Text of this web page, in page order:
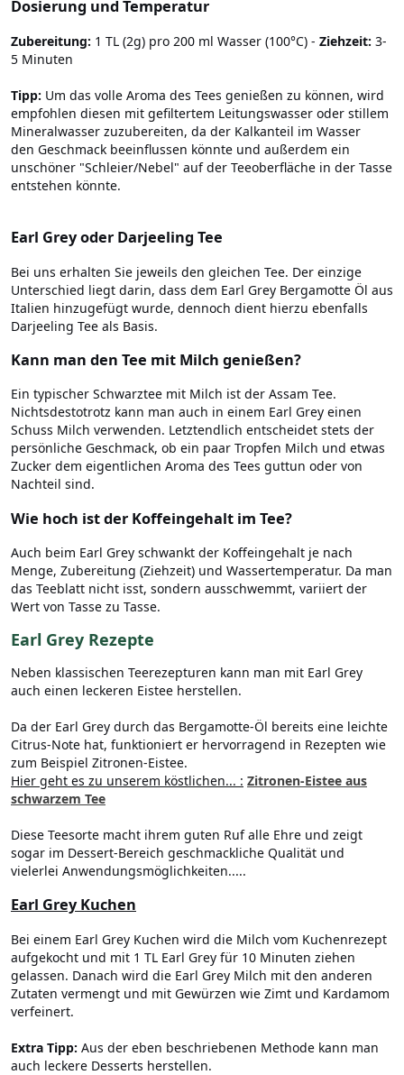
Dosierung und Temperatur
Zubereitung: 1 TL (2g) pro 200 ml Wasser (100°C) - Ziehzeit: 3-
5 Minuten
Tipp: Um das volle Aroma des Tees genießen zu können, wird
empfohlen diesen mit gefiltertem Leitungswasser oder stillem
Mineralwasser zuzubereiten, da der Kalkanteil im Wasser
den Geschmack beeinflussen könnte und außerdem ein
unschöner "Schleier/Nebel" auf der Teeoberfläche in der Tasse
entstehen könnte.
Earl Grey oder Darjeeling Tee
Bei uns erhalten Sie jeweils den gleichen Tee. Der einzige
Unterschied liegt darin, dass dem Earl Grey Bergamotte Öl aus
Italien hinzugefügt wurde, dennoch dient hierzu ebenfalls
Darjeeling Tee als Basis.
Kann man den Tee mit Milch genießen?
Ein typischer Schwarztee mit Milch ist der Assam Tee.
Nichtsdestotrotz kann man auch in einem Earl Grey einen
Schuss Milch verwenden. Letztendlich entscheidet stets der
persönliche Geschmack, ob ein paar Tropfen Milch und etwas
Zucker dem eigentlichen Aroma des Tees guttun oder von
Nachteil sind.
Wie hoch ist der Koffeingehalt im Tee?
Auch beim Earl Grey schwankt der Koffeingehalt je nach
Menge, Zubereitung (Ziehzeit) und Wassertemperatur. Da man
das Teeblatt nicht isst, sondern ausschwemmt, variiert der
Wert von Tasse zu Tasse.
Earl Grey Rezepte
Neben klassischen Teerezepturen kann man mit Earl Grey
auch einen leckeren Eistee herstellen.
Da der Earl Grey durch das Bergamotte-Öl bereits eine leichte
Citrus-Note hat, funktioniert er hervorragend in Rezepten wie
zum Beispiel Zitronen-Eistee.
Hier geht es zu unserem köstlichen... : Zitronen-Eistee aus
schwarzem Tee
Diese Teesorte macht ihrem guten Ruf alle Ehre und zeigt
sogar im Dessert-Bereich geschmackliche Qualität und
vielerlei Anwendungsmöglichkeiten.....
Earl Grey Kuchen
Bei einem Earl Grey Kuchen wird die Milch vom Kuchenrezept
aufgekocht und mit 1 TL Earl Grey für 10 Minuten ziehen
gelassen. Danach wird die Earl Grey Milch mit den anderen
Zutaten vermengt und mit Gewürzen wie Zimt und Kardamom
verfeinert.
Extra Tipp: Aus der eben beschriebenen Methode kann man
auch leckere Desserts herstellen.